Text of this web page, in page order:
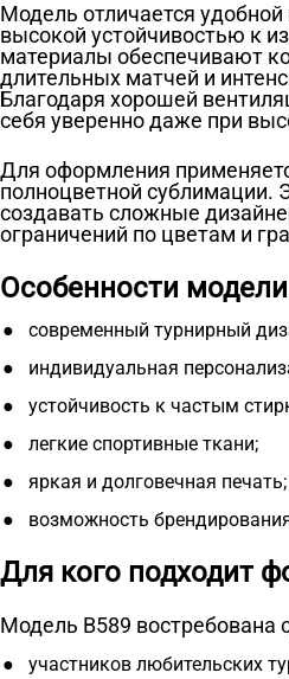
Модель отличается
высокой устойчивостью к
материалы обеспечивают
длительных матчей и
Благодаря хорошей
себя уверенно даже при
Для оформления
полноцветной сублимации.
создавать сложные
ограничений по цветам и
Особенности
современный турнирный
индивидуальная
устойчивость к частым
легкие спортивные ткани;
яркая и долговечная печать;
возможность
Для кого подходит
Модель B589 востребована
участников любительских